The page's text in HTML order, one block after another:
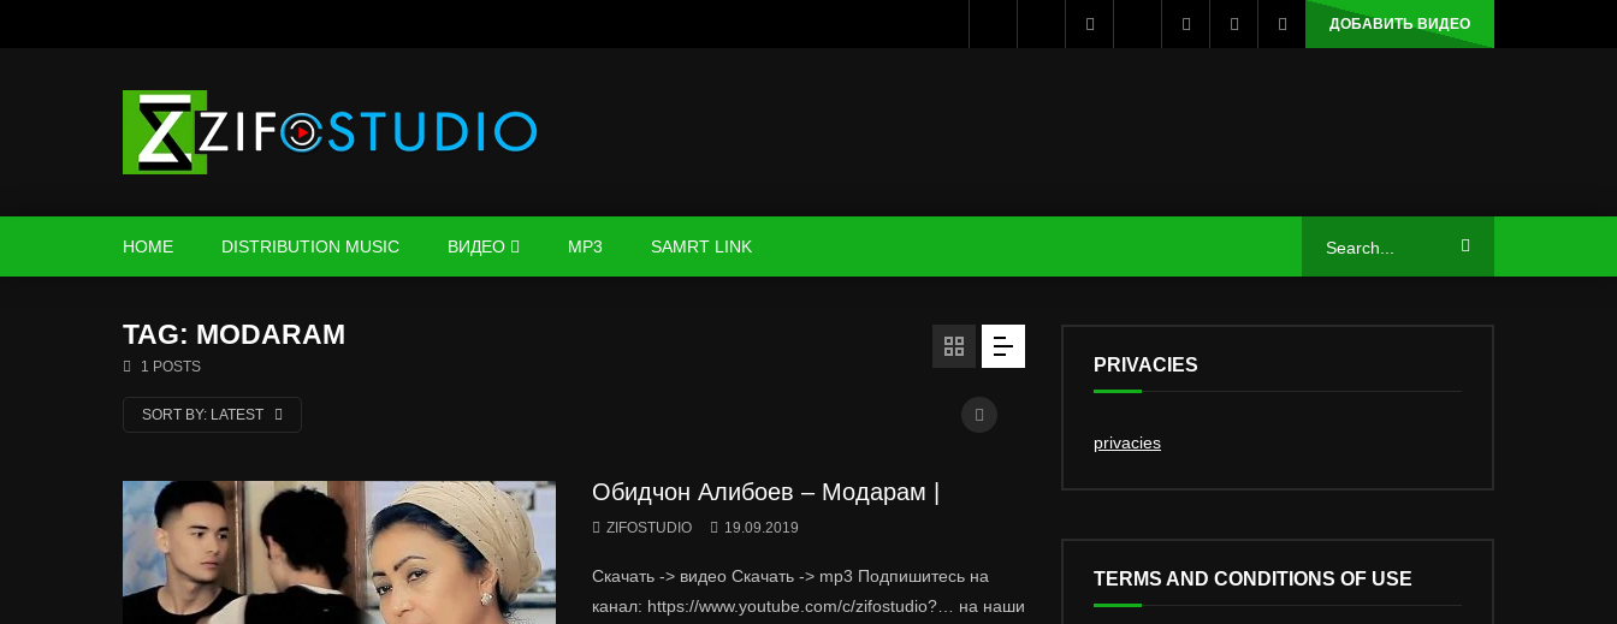
ДОБАВИТЬ ВИДЕО
HOME DISTRIBUTION MUSIC ВИДЕО MP3 SAMRT LINK
TAG: MODARAM
1 POSTS
SORT BY: LATEST
Обидчон Алибоев – Модарам |
ZIFOSTUDIO 19.09.2019
Скачать -> видео Скачать -> mp3 Подпишитесь на
канал: https://www.youtube.com/c/zifostudio?… на наши
PRIVACIES
privacies
TERMS AND CONDITIONS OF USE